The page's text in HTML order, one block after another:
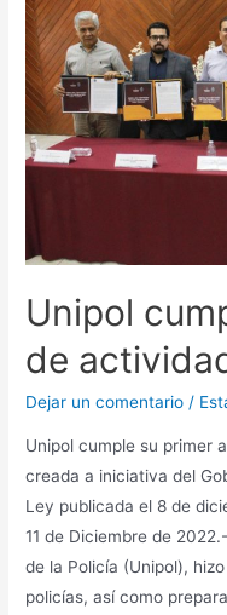
Unipol
de
Dejar un comentario /
Unipol cumple su primer
creada a iniciativa del
Ley publicada el 8 de
11 de Diciembre de
de la Policía (Unipol),
policías, así como